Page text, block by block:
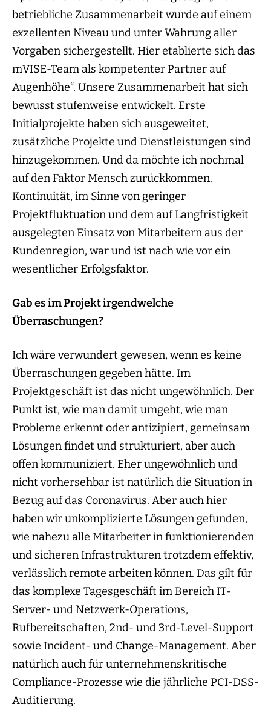
betriebliche Zusammenarbeit wurde auf einem
exzellenten Niveau und unter Wahrung aller
Vorgaben sichergestellt. Hier etablierte sich das
mVISE-Team als kompetenter Partner auf
Augenhöhe“. Unsere Zusammenarbeit hat sich
bewusst stufenweise entwickelt. Erste
Initialprojekte haben sich ausgeweitet,
zusätzliche Projekte und Dienstleistungen sind
hinzugekommen. Und da möchte ich nochmal
auf den Faktor Mensch zurückkommen.
Kontinuität, im Sinne von geringer
Projektfluktuation und dem auf Langfristigkeit
ausgelegten Einsatz von Mitarbeitern aus der
Kundenregion, war und ist nach wie vor ein
wesentlicher Erfolgsfaktor.
Gab es im Projekt irgendwelche
Überraschungen?
Ich wäre verwundert gewesen, wenn es keine
Überraschungen gegeben hätte. Im
Projektgeschäft ist das nicht ungewöhnlich. Der
Punkt ist, wie man damit umgeht, wie man
Probleme erkennt oder antizipiert, gemeinsam
Lösungen findet und strukturiert, aber auch
offen kommuniziert. Eher ungewöhnlich und
nicht vorhersehbar ist natürlich die Situation in
Bezug auf das Coronavirus. Aber auch hier
haben wir unkomplizierte Lösungen gefunden,
wie nahezu alle Mitarbeiter in funktionierenden
und sicheren Infrastrukturen trotzdem effektiv,
verlässlich remote arbeiten können. Das gilt für
das komplexe Tagesgeschäft im Bereich IT-
Server- und Netzwerk-Operations,
Rufbereitschaften, 2nd- und 3rd-Level-Support
sowie Incident- und Change-Management. Aber
natürlich auch für unternehmenskritische
Compliance-Prozesse wie die jährliche PCI-DSS-
Auditierung.